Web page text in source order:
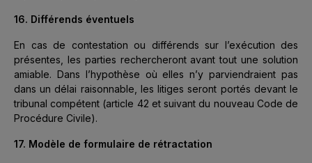
16. Différends éventuels
En cas de contestation ou différends sur l’exécution des
présentes, les parties rechercheront avant tout une solution
amiable. Dans l’hypothèse où elles n’y parviendraient pas
dans un délai raisonnable, les litiges seront portés devant le
tribunal compétent (article 42 et suivant du nouveau Code de
Procédure Civile).
17. Modèle de formulaire de rétractation